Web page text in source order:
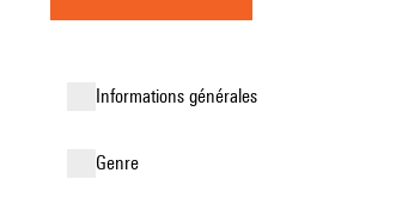
informations générales
genre